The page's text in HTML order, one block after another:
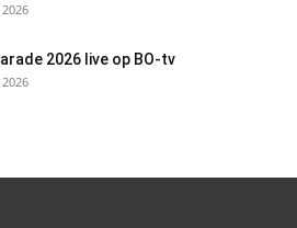
2026 live op BO-tv